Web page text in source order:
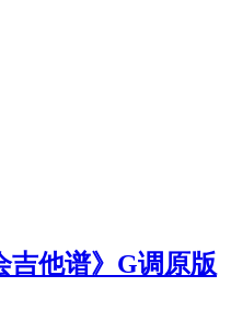
吉他谱》G调原版